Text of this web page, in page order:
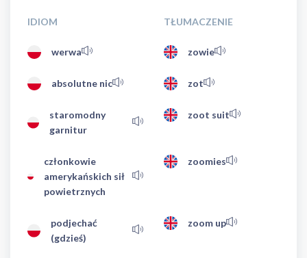
IDIOM TŁUMACZENIE
werwa zowie
absolutne nic zot
staromodny
garnitur
zoot suit
członkowie
amerykańskich sił
powietrznych
zoomies
podjechać
(gdzieś)
zoom up